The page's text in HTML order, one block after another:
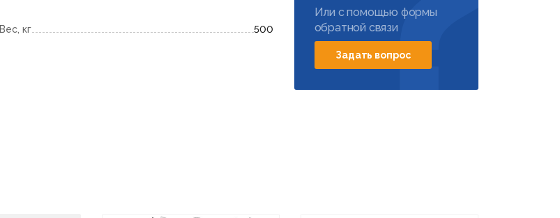
Вес, кг 500
Или с помощью формы
обратной связи
Задать вопрос